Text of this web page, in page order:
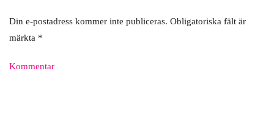
Din e-postadress kommer inte publiceras. Obligatoriska fält är
märkta *
Kommentar